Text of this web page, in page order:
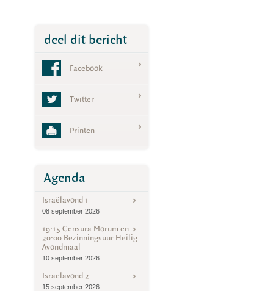
deel dit bericht
Facebook
Twitter
Printen
Agenda
Israëlavond 1
08 september 2026
19:15 Censura Morum en
20:00 Bezinningsuur Heilig
Avondmaal
10 september 2026
Israëlavond 2
15 september 2026